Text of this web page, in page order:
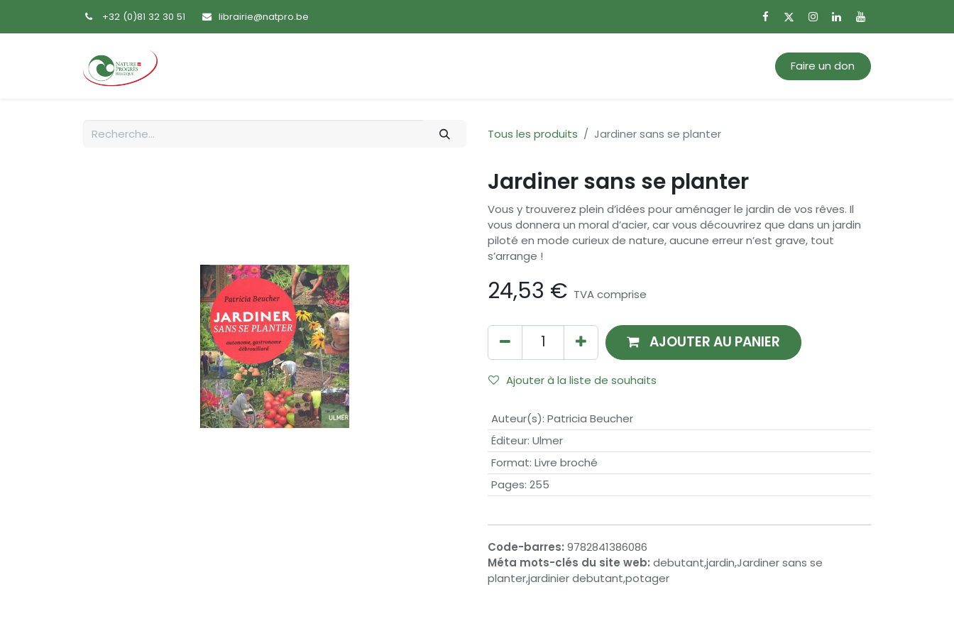
+32 (0)81 32 30 51 librairie@natpro.be
Faire un don
Tous les produits Jardiner sans se planter
Jardiner sans se planter
Vous y trouverez plein d’idées pour aménager le jardin de vos rêves. Il
vous donnera un moral d’acier, car vous découvrirez que dans un jardin
piloté en mode curieux de nature, aucune erreur n’est grave, tout
s’arrange !
24,53 € TVA comprise
AJOUTER AU PANIER
Ajouter à la liste de souhaits
Auteur(s): Patricia Beucher
Éditeur: Ulmer
Format: Livre broché
Pages: 255
Code-barres: 9782841386086
Méta mots-clés du site web: debutant,jardin,Jardiner sans se
planter,jardinier debutant,potager